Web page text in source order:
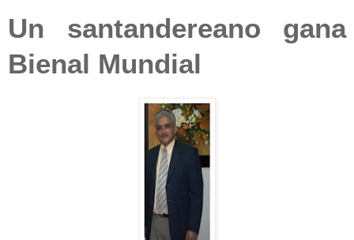
Un santandereano gana
Bienal Mundial